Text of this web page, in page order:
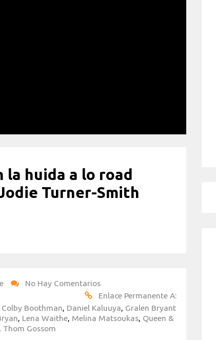
la huida a lo road
Turner-Smith
No Hay Comentarios
Enlace Permanente A:
Colby Boothman, Daniel Kaluuya, Gralen Bryant
, Lena Waithe, Melina Matsoukas, Queen &
, Thom Gossom